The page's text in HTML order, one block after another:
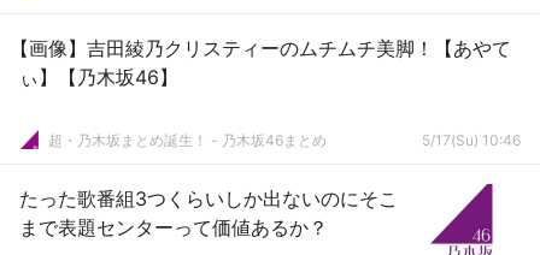
【画像】吉田綾乃クリスティーのムチムチ美脚！【あやて
ぃ】【乃木坂46】
超・乃木坂まとめ誕生！ - 乃木坂46まとめ 5/17(Su) 10:46
たった歌番組3つくらいしか出ないのにそこ
まで表題センターって価値あるか？